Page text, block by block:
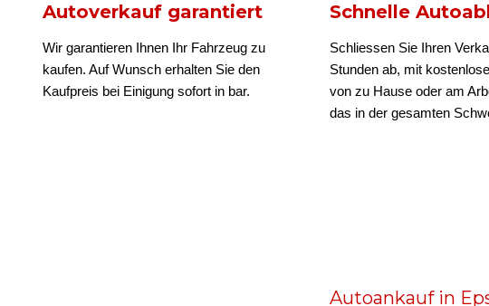
Autoverkauf garantiert
Wir garantieren Ihnen Ihr Fahrzeug zu
kaufen. Auf Wunsch erhalten Sie den
Kaufpreis bei Einigung sofort in bar.
Schnelle
Schliessen Sie Ihren
Stunden ab, mit
von zu Hause oder am
das in der gesamten
Autoankauf in